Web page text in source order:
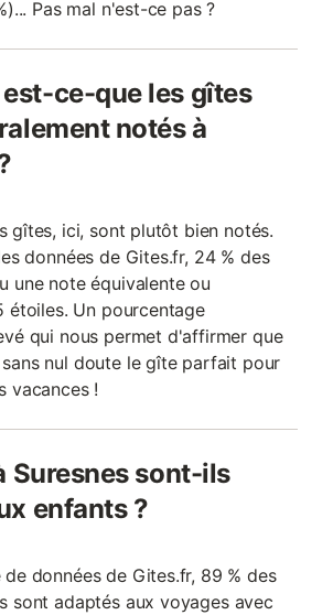
Pas mal n'est-ce pas ?
ce-que les gîtes
notés à
gîtes, ici, sont plutôt bien notés.
données de Gites.fr, 24 % des
une note équivalente ou
étoiles. Un pourcentage
qui nous permet d'affirmer que
nul doute le gîte parfait pour
vacances !
Suresnes sont-ils
enfants ?
données de Gites.fr, 89 % des
sont adaptés aux voyages avec